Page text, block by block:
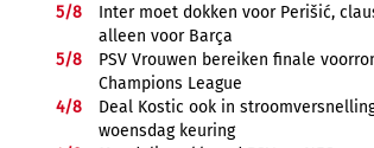
5/8
Inter moet dokken voor Perišić,
alleen voor Barça
5/8
PSV Vrouwen bereiken finale
Champions League
4/8
Deal Kostic ook in
woensdag keuring